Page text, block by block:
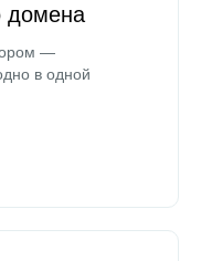
домена
—
в одной